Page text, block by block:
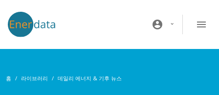
account_circle
홈 라이브러리 데일리 에너지 & 기후 뉴스